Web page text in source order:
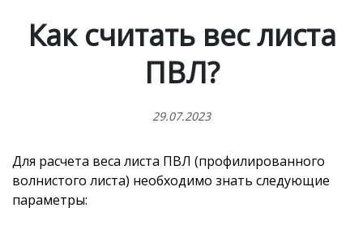
Как считать вес листа
ПВЛ?
29.07.2023
Для расчета веса листа ПВЛ (профилированного
волнистого листа) необходимо знать следующие
параметры: